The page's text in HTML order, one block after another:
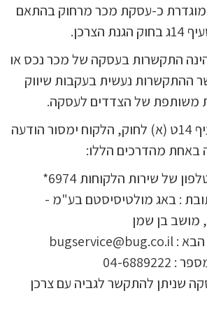
מוגדרת כ-עסקת מכר מרחוק בהתאם
התקשרות בעסקה של מכר נכס או
ההתקשרות נעשית בעקבות שיווק
משותפת של הצדדים לעסקה.
בהתאם לקבוע בסעיף 14ט (א) לחוק, הלקוח ימסור הודעה
באחת מהדרכים הללו:
של שירות הלקוחות 6974*
: באג מולטיסיסטם בע"מ -
הבא :bugservice@bug.co.il
שניתן להתקשר לגביה עם צרכן